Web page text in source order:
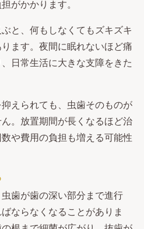
がかかります。
と、何もしなくてもズキズキ
ます。夜間に眠れないほど痛
日常生活に大きな支障をきた
えられても、虫歯そのものが
。放置期間が長くなるほど治
や費用の負担も増える可能性
歯が歯の深い部分まで進行
ならなくなることがありま